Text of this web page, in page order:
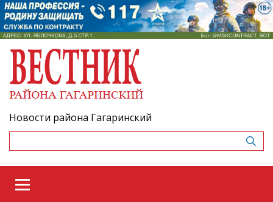
Новости района Гагаринский